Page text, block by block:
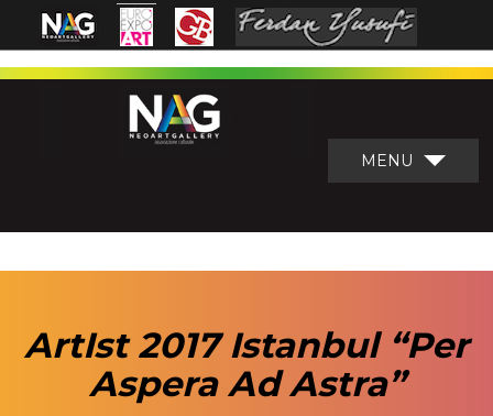
MENU
ArtIst 2017 Istanbul “Per
Aspera Ad Astra”